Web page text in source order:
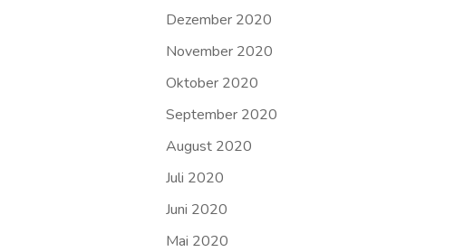
Dezember 2020
November 2020
Oktober 2020
September 2020
August 2020
Juli 2020
Juni 2020
Mai 2020